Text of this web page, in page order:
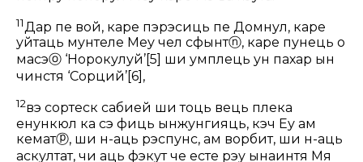
11Дар пе вой, каре пэрэсиць пе Домнул, каре
уйтаць мунтеле Меу чел сфынтⓝ, каре пунець о
масэⓞ ‘Норокулуй’ [5] ши умплець ун пахар ын
чинстя ‘Сорций’ [6] ,
12вэ сортеск сабией ши тоць вець плека
ӂенункюл ка сэ фиць ынжунгияць, кэч Еу ам
кематⓟ, ши н-аць рэспунс, ам ворбит, ши н-аць
аскултат, чи аць фэкут че есте рэу ынаинтя Мя